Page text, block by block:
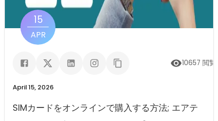
15
APR
10657 閲覧
April 15, 2026
SIMカードをオンラインで購入する方法; エアテ